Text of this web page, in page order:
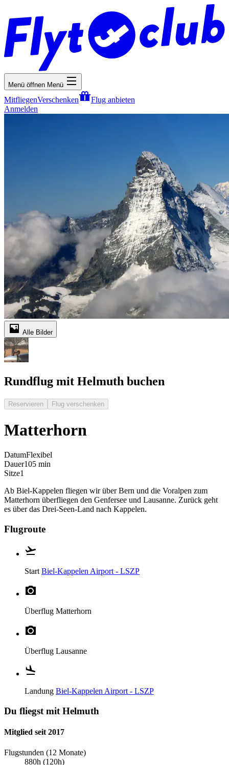
Menü öffnen Menü
MitfliegenVerschenken
Flug anbieten
Anmelden
Alle Bilder
Rundflug mit Helmuth buchen
Reservieren Flug verschenken
Matterhorn
DatumFlexibel
Dauer105 min
Sitze1
Ab Biel-Kappelen fliegen wir über Bern und die Voralpen zum
Matterhorn überfliegen den Genfersee und Lausanne. Zurück geht
es über das Drei-Seen-Land nach Kappelen.
Flugroute
Start Biel-Kappelen Airport - LSZP
Überflug Matterhorn
Überflug Lausanne
Landung Biel-Kappelen Airport - LSZP
Du fliegst mit Helmuth
Mitglied seit 2017
Flugstunden (12 Monate)
880h (120h)